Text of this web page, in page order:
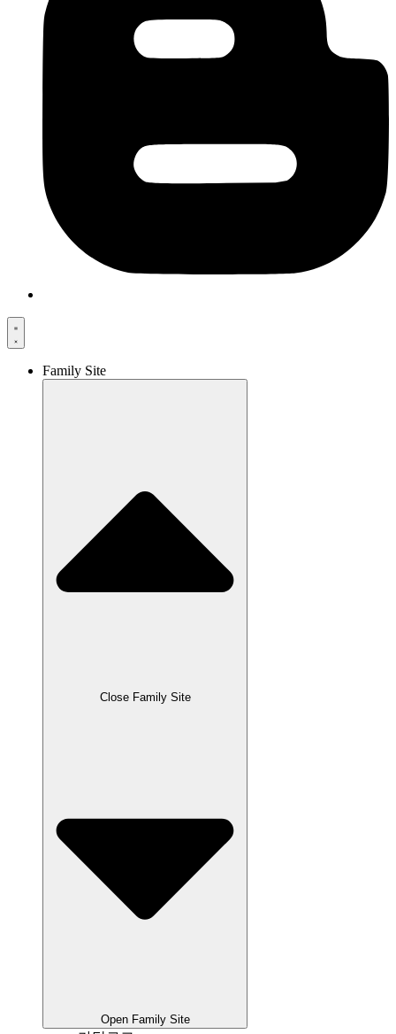
Family Site
Close Family Site
Open Family Site